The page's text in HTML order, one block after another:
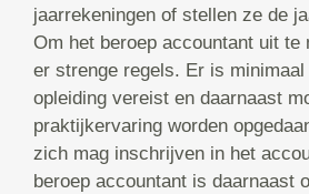
jaarrekeningen of stellen ze de
Om het beroep accountant uit te
er strenge regels. Er is minimaal
opleiding vereist en daarnaast
praktijkervaring worden
zich mag inschrijven in het
beroep accountant is daarnaast